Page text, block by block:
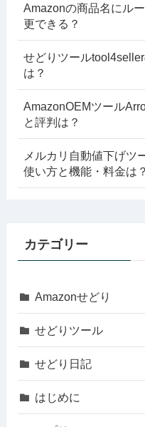
Amazonの商品名にル
更できる？
せどりツール
は？
AmazonOEMツール
と評判は？
メルカリ自動値下げツ
使い方と機能・料金は？
カテゴリー
Amazonせどり
せどりツール
せどり日記
はじめに